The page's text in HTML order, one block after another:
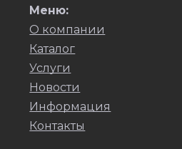
Меню:
О компании
Каталог
Услуги
Новости
Информация
Контакты